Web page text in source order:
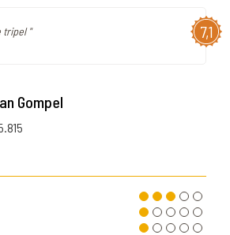
7,1
tripel "
Gompel